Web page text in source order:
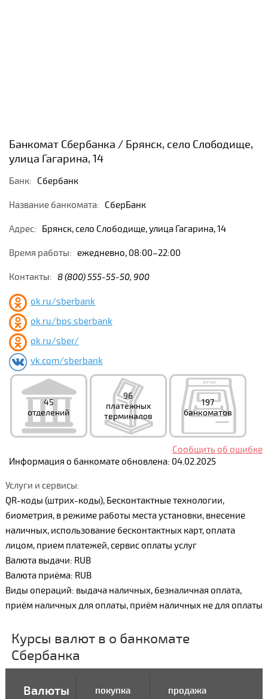
Банкомат Сбербанка / Брянск, село Слободище,
улица Гагарина, 14
Банк: Сбербанк
Название банкомата: СберБанк
Адрес: Брянск, село Слободище, улица Гагарина, 14
Время работы: ежедневно, 08:00–22:00
Контакты: 8 (800) 555-55-50, 900
ok.ru/sberbank
ok.ru/bps.sberbank
ok.ru/sber/
vk.com/sberbank
45
отделений
96
платежных
терминалов
197
банкоматов
Сообщить об ошибке
Информация о банкомате обновлена: 04.02.2025
Услуги и сервисы:
QR-коды (штрих-коды), Бесконтактные технологии,
биометрия, в режиме работы места установки, внесение
наличных, использование бесконтактных карт, оплата
лицом, прием платежей, сервис оплаты услуг
Валюта выдачи: RUB
Валюта приёма: RUB
Виды операций: выдача наличных, безналичная оплата,
приём наличных для оплаты, приём наличных не для оплаты
Курсы валют в о банкомате
Сбербанка
Валюты покупка продажа